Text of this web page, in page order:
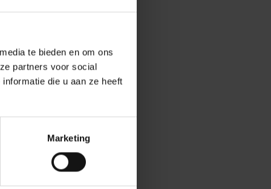
te bieden en om ons
partners voor social
die u aan ze heeft
Marketing
voor
uit kristallen,
met stroming